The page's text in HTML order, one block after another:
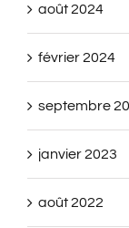
août 2024
février 2024
septembre
janvier 2023
août 2022